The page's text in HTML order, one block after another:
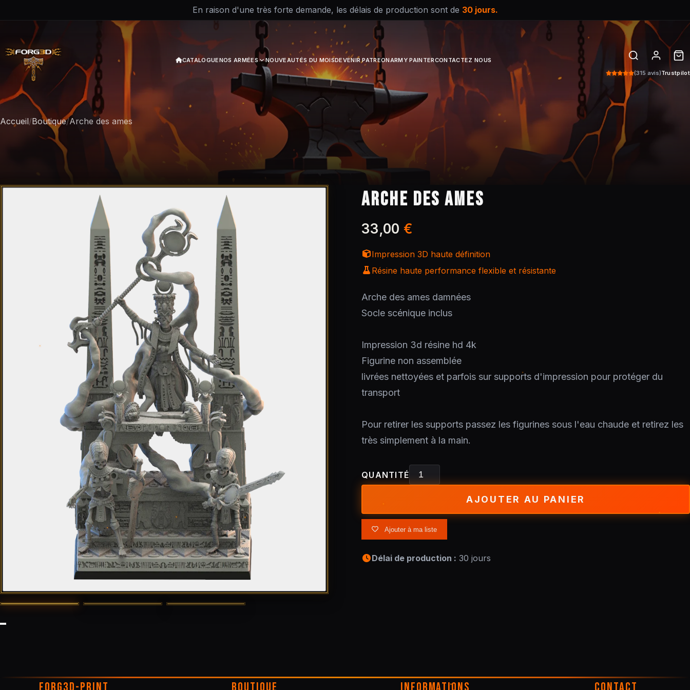
En raison d'une très forte demande, les délais de production sont de 30 jours.
CATALOGUENOS ARMÉES NOUVEAUTÉS DU MOISDEVENIR PATREONARMY PAINTERCONTACTEZ NOUS
(315 avis)Trustpilot
Accueil/Boutique/Arche des ames
ARCHE DES AMES
33,00 €
Impression 3D haute définition
Résine haute performance flexible et résistante
Arche des ames damnées
Socle scénique inclus
Impression 3d résine hd 4k
Figurine non assemblée
livrées nettoyées et parfois sur supports d'impression pour protéger du
transport
Pour retirer les supports passez les figurines sous l'eau chaude et retirez les
très simplement à la main.
QUANTITÉ
AJOUTER AU PANIER
Ajouter à ma liste
Délai de production : 30 jours
FORG3D-PRINT BOUTIQUE INFORMATIONS CONTACT